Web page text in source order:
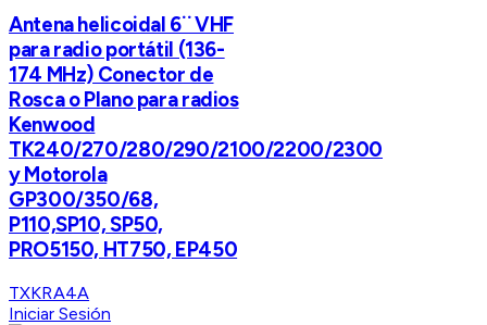
Antena helicoidal 6¨ VHF
para radio portátil (136-
174 MHz) Conector de
Rosca o Plano para radios
Kenwood
TK240/270/280/290/2100/2200/2300
y Motorola
GP300/350/68,
P110,SP10, SP50,
PRO5150, HT750, EP450
TXKRA4A
Iniciar Sesión